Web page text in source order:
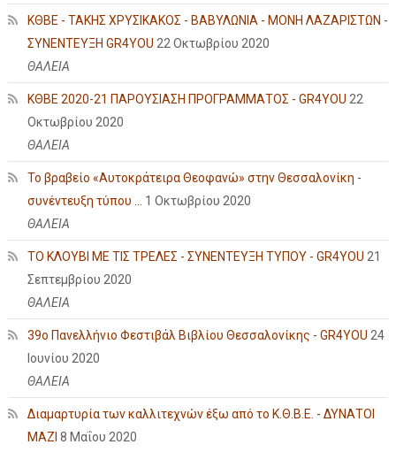
ΚΘΒΕ - ΤΑΚΗΣ ΧΡΥΣΙΚΑΚΟΣ - ΒΑΒΥΛΩΝΙΑ - ΜΟΝΗ ΛΑΖΑΡΙΣΤΩΝ -
ΣΥΝΕΝΤΕΥΞΗ GR4YOU 22 Οκτωβρίου 2020
ΘΑΛΕΙΑ
ΚΘΒΕ 2020-21 ΠΑΡΟΥΣΙΑΣΗ ΠΡΟΓΡΑΜΜΑΤΟΣ - GR4YOU 22
Οκτωβρίου 2020
ΘΑΛΕΙΑ
Το βραβείο «Αυτοκράτειρα Θεοφανώ» στην Θεσσαλονίκη -
συνέντευξη τύπου ... 1 Οκτωβρίου 2020
ΘΑΛΕΙΑ
ΤΟ ΚΛΟΥΒΙ ΜΕ ΤΙΣ ΤΡΕΛΕΣ - ΣΥΝΕΝΤΕΥΞΗ ΤΥΠΟΥ - GR4YOU 21
Σεπτεμβρίου 2020
ΘΑΛΕΙΑ
39ο Πανελλήνιο Φεστιβάλ Βιβλίου Θεσσαλονίκης - GR4YOU 24
Ιουνίου 2020
ΘΑΛΕΙΑ
Διαμαρτυρία των καλλιτεχνών έξω από το Κ.Θ.Β.Ε. - ΔΥΝΑΤΟΙ
ΜΑΖΙ 8 Μαΐου 2020